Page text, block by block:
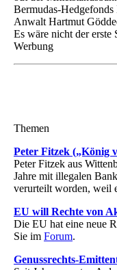
Bermudas-
Anwalt Hartmut
Es wäre nicht der erste
Werbung
Themen
Peter Fitzek („König
Peter Fitzek aus
Jahre mit illegalen
verurteilt worden, weil
EU will Rechte von
Die EU hat eine neue
Sie im Forum.
Genussrechts-